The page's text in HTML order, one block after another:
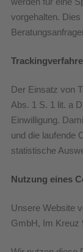
vorgehalten. Dies
Der Einsatz von
Abs. 1 S. 1 lit. a
Einwilligung.
und die laufende
statistische
Nutzung eines
Unsere Website
GmbH, Im Kreuz